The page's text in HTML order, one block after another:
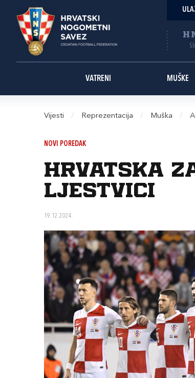
VATRENI MUŠKE
Vijesti / Reprezentacija / Muška / A
NOVI POREDAK
Hrvatska
ljestvici
19.12.2024.